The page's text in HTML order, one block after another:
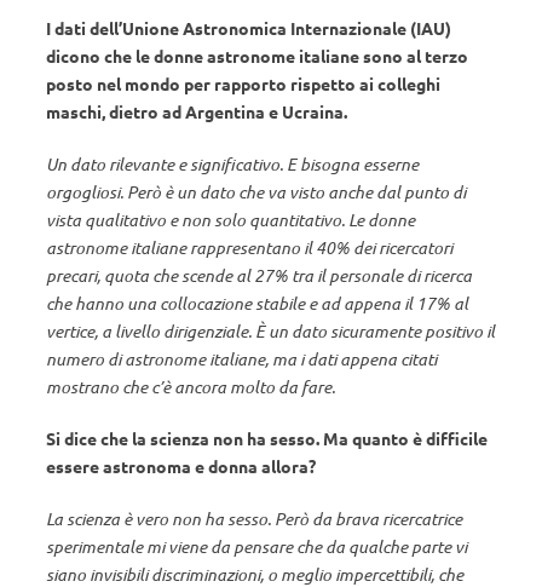
I dati dell’Unione Astronomica Internazionale (IAU)
dicono che le donne astronome italiane sono al terzo
posto nel mondo per rapporto rispetto ai colleghi
maschi, dietro ad Argentina e Ucraina.
Un dato rilevante e significativo. E bisogna esserne
orgogliosi. Però è un dato che va visto anche dal punto di
vista qualitativo e non solo quantitativo. Le donne
astronome italiane rappresentano il 40% dei ricercatori
precari, quota che scende al 27% tra il personale di ricerca
che hanno una collocazione stabile e ad appena il 17% al
vertice, a livello dirigenziale. È un dato sicuramente positivo il
numero di astronome italiane, ma i dati appena citati
mostrano che c’è ancora molto da fare.
Si dice che la scienza non ha sesso. Ma quanto è difficile
essere astronoma e donna allora?
La scienza è vero non ha sesso. Però da brava ricercatrice
sperimentale mi viene da pensare che da qualche parte vi
siano invisibili discriminazioni, o meglio impercettibili, che